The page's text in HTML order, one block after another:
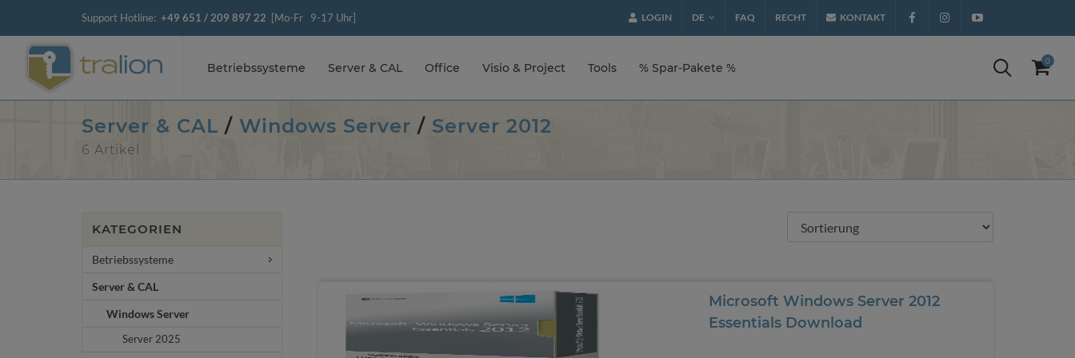
Support Hotline: +49 651 / 209 897 22 [Mo-Fr 9-17 Uhr] LOGIN DE FAQ RECHT KONTAKT
Betriebssysteme Server & CAL Office Visio & Project Tools % Spar-Pakete % 0
Server & CAL / Windows Server / Server 2012
6 Artikel
Microsoft Windows Server 2012
Essentials Download
KATEGORIEN
Betriebssysteme
Server & CAL
Windows Server
Server 2025